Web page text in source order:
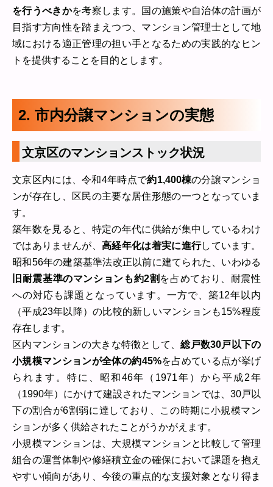
を行うべきかを考察します。国の施策や自治体の計画が
目指す方向性を踏まえつつ、マンション管理士として地
域における適正管理の担い手となるための実践的なヒン
トを提供することを目的とします。
2. 市内分譲マンションの実態
文京区のマンションストック状況
文京区内には、令和4年時点で約1,400棟の分譲マンショ
ンが存在し、区民の主要な居住形態の一つとなっていま
す。
築年数を見ると、特定の年代に供給が集中しているわけ
ではありませんが、 高経年化は着実に進行しています。
昭和56年の建築基準法改正以前に建てられた、いわゆる
旧耐震基準のマンションも約2割 を占めており、耐震性
への対応も課題となっています。一方で、築12年以内
（平成23年以降）の比較的新しいマンションも15%程度
存在します。
区内マンションの大きな特徴として、総戸数30戸以下の
小規模マンションが全体の約45%を占めている点が挙げ
られます。特に、昭和46年（1971年）から平成2年
（1990年）にかけて建設されたマンションでは、30戸以
下の割合が6割弱に達しており、この時期に小規模マン
ションが多く供給されたことがうかがえます。
小規模マンションは、大規模マンションと比較して管理
組合の運営体制や修繕積立金の確保において課題を抱え
やすい傾向があり、今後の重点的な支援対象となり得ま